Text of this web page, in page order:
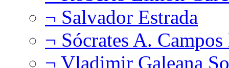
¬ Salvador Estrada
¬ Sócrates A.
¬ Vladimir Galeana